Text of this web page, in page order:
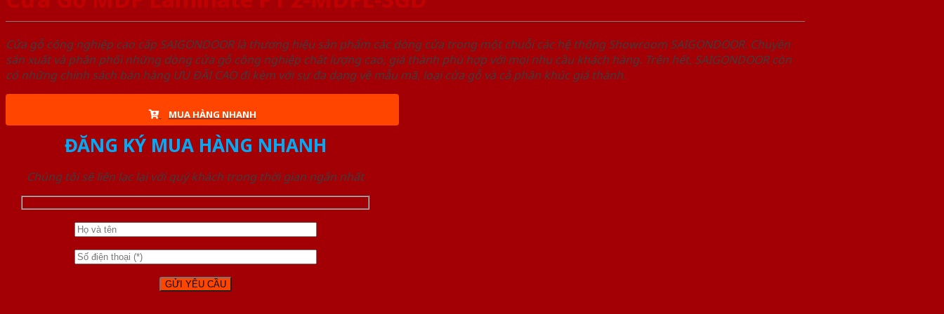
Cửa gỗ công nghiệp cao cấp SAIGONDOOR là thương hiệu sản phẩm các dòng cửa trong một chuỗi các hệ thống Showroom SAIGONDOOR. Chuyên
sản xuất và phân phối những dòng cửa gỗ công nghiệp chất lượng cao, giá thành phù hợp với mọi nhu cầu khách hàng. Trên hết, SAIGONDOOR còn
có những chính sách bán hàng ƯU ĐÃI CAO đi kèm với sự đa dạng về mẫu mã, loại cửa gỗ và cả phân khúc giá thành.
MUA HÀNG NHANH
ĐĂNG KÝ MUA HÀNG NHANH
Chúng tôi sẽ liên lạc lại với quý khách trong thời gian ngắn nhất